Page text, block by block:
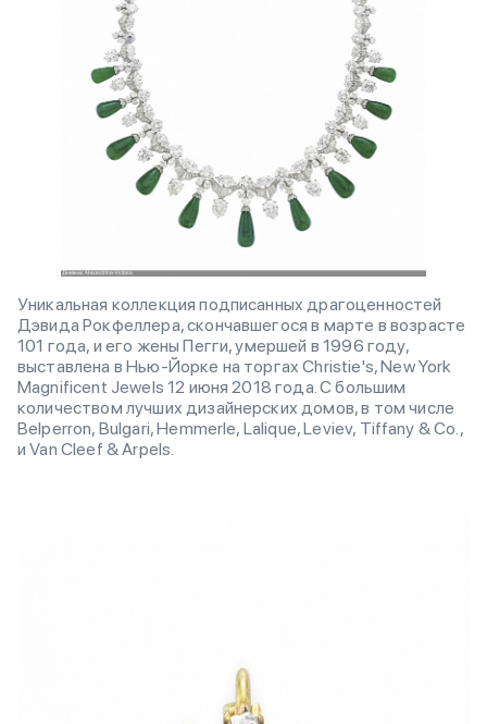
Уникальная коллекция подписанных драгоценностей
Дэвида Рокфеллера, скончавшегося в марте в возрасте
101 года, и его жены Пегги, умершей в 1996 году,
выставлена в Нью-Йорке на торгах Christie's, New York
Magnificent Jewels 12 июня 2018 года. С большим
количеством лучших дизайнерских домов, в том числе
Belperron, Bulgari, Hemmerle, Lalique, Leviev, Tiffany & Co.,
и Van Cleef & Arpels.